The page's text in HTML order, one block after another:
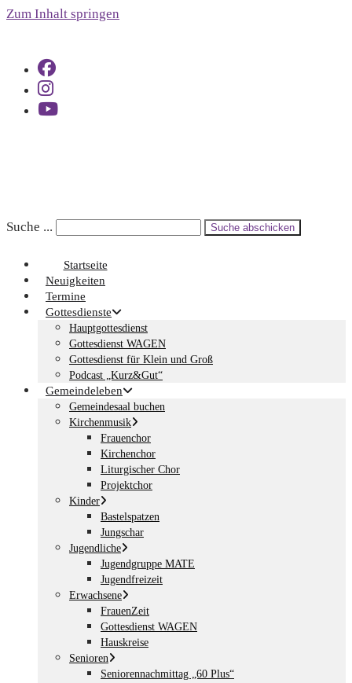
Zum Inhalt springen
Suche ... Suche abschicken
Startseite
Neuigkeiten
Termine
Gottesdienste
Hauptgottesdienst
Gottesdienst WAGEN
Gottesdienst für Klein und Groß
Podcast „Kurz&Gut“
Gemeindeleben
Gemeindesaal buchen
Kirchenmusik
Frauenchor
Kirchenchor
Liturgischer Chor
Projektchor
Kinder
Bastelspatzen
Jungschar
Jugendliche
Jugendgruppe MATE
Jugendfreizeit
Erwachsene
FrauenZeit
Gottesdienst WAGEN
Hauskreise
Senioren
Seniorennachmittag „60 Plus“